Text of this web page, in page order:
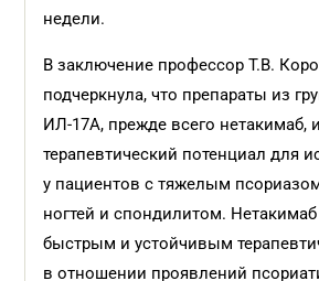
недели.
В заключение профессор Т.В.
подчеркнула, что препараты из
ИЛ-17А, прежде всего нетакимаб,
терапевтический потенциал для
у пациентов с тяжелым
ногтей и спондилитом. Нетакимаб
быстрым и устойчивым
в отношении проявлений